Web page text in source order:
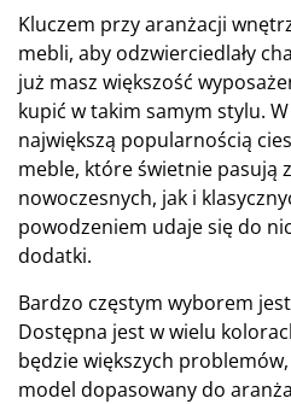
Kluczem przy aranżacji
mebli, aby odzwierciedlały
już masz większość
kupić w takim samym stylu.
największą popularnością
meble, które świetnie pasują
nowoczesnych, jak i
powodzeniem udaje się do
dodatki.
Bardzo częstym wyborem
Dostępna jest w wielu
będzie większych
model dopasowany do